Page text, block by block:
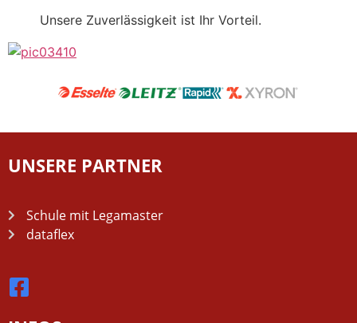
Unsere Zuverlässigkeit ist Ihr Vorteil.
UNSERE PARTNER
Schule mit Legamaster
dataflex